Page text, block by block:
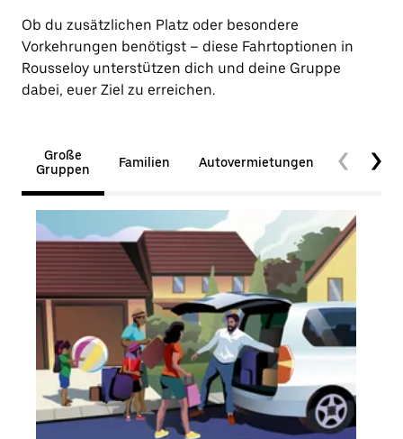
Ob du zusätzlichen Platz oder besondere
Vorkehrungen benötigst – diese Fahrtoptionen in
Rousseloy unterstützen dich und deine Gruppe
dabei, euer Ziel zu erreichen.
Große
Gruppen
Familien Autovermietungen